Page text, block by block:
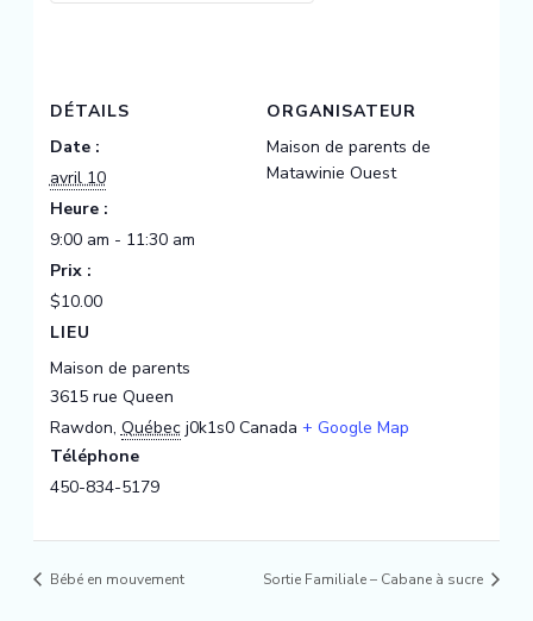
DÉTAILS
Date :
avril 10
Heure :
9:00 am - 11:30 am
Prix :
$10.00
LIEU
Maison de parents
3615 rue Queen
Rawdon, Québec j0k1s0 Canada + Google Map
Téléphone
450-834-5179
ORGANISATEUR
Maison de parents de
Matawinie Ouest
Bébé en mouvement Sortie Familiale – Cabane à sucre